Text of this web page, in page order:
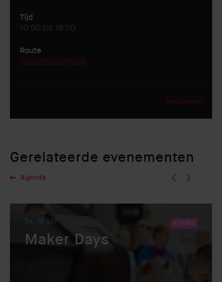
Tijd
10:00 tot 18:00
Route
Routebeschrijving
Deelnemen
Gerelateerde evenementen
Agenda
KENNIS
ZA. 12 SEP.
Maker Days